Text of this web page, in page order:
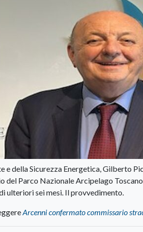
e della Sicurezza Energetica, Gilberto
del Parco Nazionale Arcipelago
ulteriori sei mesi. Il provvedimento.
Arcenni confermato commissario